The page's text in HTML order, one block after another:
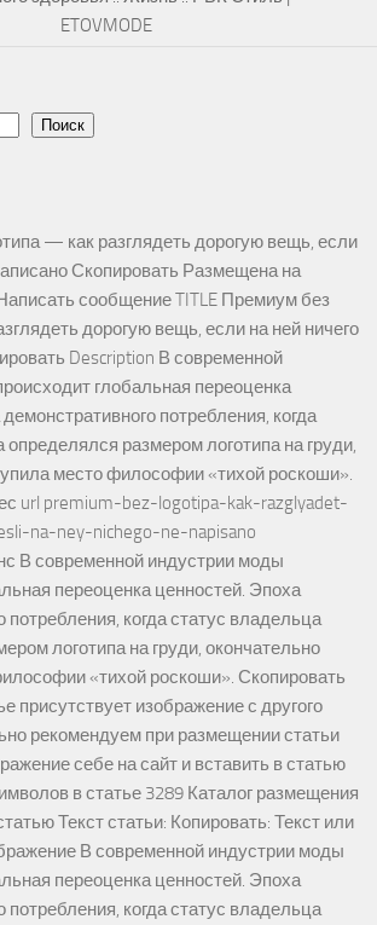
ETOVMODE
Поиск
— как разглядеть дорогую вещь, если
Скопировать Размещена на
сообщение TITLE Премиум без
дорогую вещь, если на ней ничего
Description В современной
глобальная переоценка
потребления, когда
размером логотипа на груди,
место философии «тихой роскоши».
url premium-bez-logotipa-kak-razglyadet-
na-ney-nichego-ne-napisano
В современной индустрии моды
переоценка ценностей. Эпоха
потребления, когда статус владельца
логотипа на груди, окончательно
«тихой роскоши». Скопировать
присутствует изображение с другого
рекомендуем при размещении статьи
себе на сайт и вставить в статью
в статье 3289 Каталог размещения
Текст статьи: Копировать: Текст или
В современной индустрии моды
переоценка ценностей. Эпоха
потребления, когда статус владельца